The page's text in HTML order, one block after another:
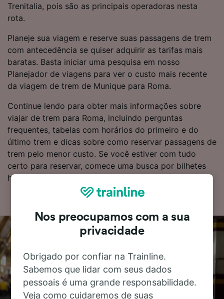
Trenitalia, pois são as principais operadoras nesta
rota.
Planeje sua viagem e reserve suas passagens de trem
com antecedência se quiser adquirir as tarifas mais
baratas. Basta iniciar uma pesquisa em nosso
Planejador de viagens para ver o custo mais recente
da viagem de trem de Munique para Roma.
Continue lendo para obter mais informações sobre
viajar de trem para Roma, incluindo perguntas
frequentes, tabelas com horários do primeiro e do
último trem e dicas sobre como reservar passagens de
trem pelo menor custo. Se você estiver com tudo
certo para reservar, comece uma busca por bilhetes
hoje mesmo.
Nos preocupamos com a sua
privacidade
Obrigado por confiar na Trainline.
Sabemos que lidar com seus dados
pessoais é uma grande responsabilidade.
Veja como cuidaremos de suas